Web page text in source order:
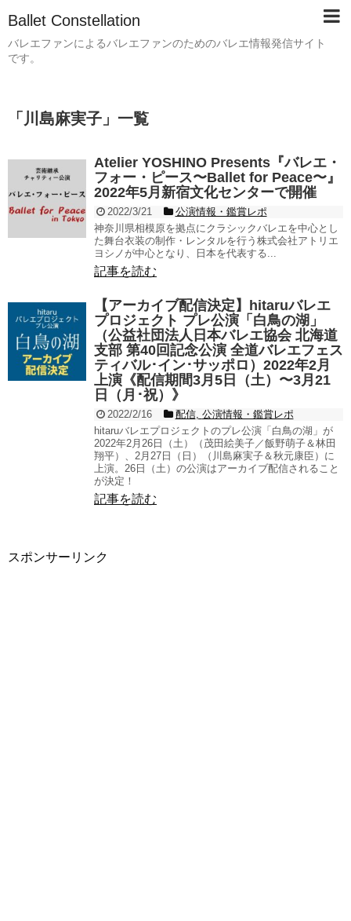
Ballet Constellation
バレエファンによるバレエファンのためのバレエ情報発信サイト
です。
「 川島⿇実⼦ 」 一覧
Atelier YOSHINO Presents『バレエ・
フォー・ピース〜Ballet for Peace〜』
2022年5月新宿文化センターで開催
2022/3/21
公演情報・鑑賞レポ
神奈川県相模原を拠点にクラシックバレエを中心とし
た舞台衣装の制作・レンタルを行う株式会社アトリエ
ヨシノが中心となり、日本を代表する...
記事を読む
【アーカイブ配信決定】hitaruバレエ
プロジェクト プレ公演「白鳥の湖」
（公益社団法人日本バレエ協会 北海道
支部 第40回記念公演 全道バレエフェス
ティバル･イン･サッポロ）2022年2月
上演《配信期間3月5日（土）〜3月21
日（月･祝）》
2022/2/16 配信, 公演情報・鑑賞レポ
hitaruバレエプロジェクトのプレ公演「白鳥の湖」が
2022年2月26日（土）（茂⽥絵美⼦／飯野萌子＆林⽥
翔平）、2月27日（日）（川島⿇実⼦＆秋元康⾂）に
上演。26日（土）の公演はアーカイブ配信されること
が決定！
記事を読む
スポンサーリンク